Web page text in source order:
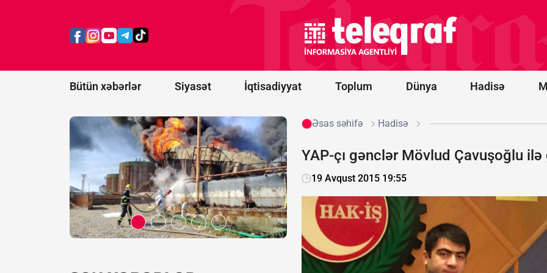
Bütün xəbərlər Siyasət İqtisadiyyat Toplum Dünya Hadisə
rayonunda
FOTO/VİDEO
prosesi
artıq
praktiki
nəticələr
mərhələsinə
RƏY
Əsas səhifə Hadisə
YAP-çı gənclər Mövlud Çavuşoğlu
19 Avqust 2015 19:55